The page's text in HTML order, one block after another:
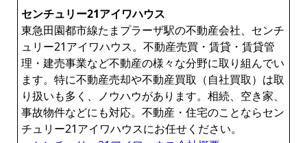
センチュリー21アイワハウス
東急田園都市線たまプラーザ駅の不動産会社、センチ
ュリー21アイワハウス。不動産売買・賃貸・賃貸管
理・建売事業など不動産の様々な分野に取り組んでい
ます。特に不動産売却や不動産買取（自社買取）は取
り扱いも多く、ノウハウがあります。相続、空き家、
事故物件などにも対応。不動産・住宅のことならセン
チュリー21アイワハウスにお任せください。